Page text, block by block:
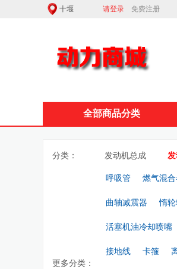
请登录 免费注册
全部商品分类
分类： 发动机总成
更多分类：
呼吸管 燃气混合
曲轴减震器 惰轮
活塞机油冷却喷嘴
接地线 卡箍